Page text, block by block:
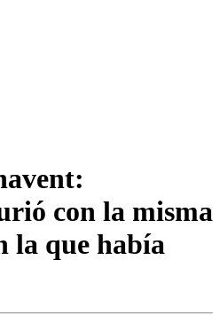
con la misma
la que había